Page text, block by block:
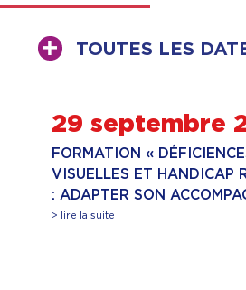
TOUTES LES
29 septembre
FORMATION «
VISUELLES ET HANDICAP
: ADAPTER SON
> lire la suite